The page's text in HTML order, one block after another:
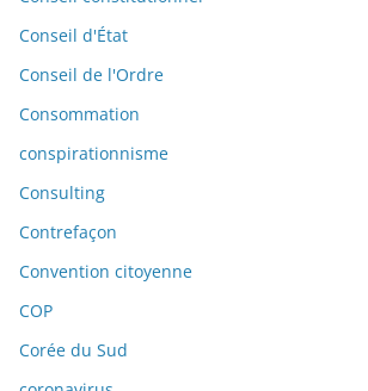
Conseil d'État
Conseil de l'Ordre
Consommation
conspirationnisme
Consulting
Contrefaçon
Convention citoyenne
COP
Corée du Sud